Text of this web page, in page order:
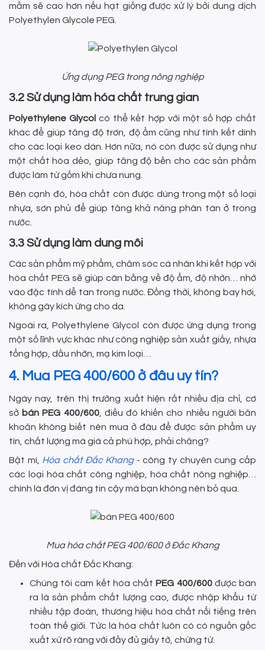
mầm sẽ cao hơn nếu hạt giống được xử lý bởi dung dịch
Polyethylen Glycole PEG.
Ứng dụng PEG trong nông nghiệp
3.2 Sử dụng làm hóa chất trung gian
Polyethylene Glycol có thể kết hợp với một số hợp chất
khác để giúp tăng độ trơn, độ ẩm cũng như tính kết dính
cho các loại keo dán. Hơn nữa, nó còn được sử dụng như
một chất hóa dẻo, giúp tăng độ bền cho các sản phẩm
được làm từ gốm khi chưa nung.
Bên cạnh đó, hóa chất còn được dùng trong một số loại
nhựa, sơn phủ để giúp tăng khả năng phân tán ở trong
nước.
3.3 Sử dụng làm dung môi
Các sản phẩm mỹ phẩm, chăm sóc cá nhân khi kết hợp với
hóa chất PEG sẽ giúp cân bằng về độ ẩm, độ nhờn… nhờ
vào đặc tính dễ tan trong nước. Đồng thời, không bay hơi,
không gây kích ứng cho da.
Ngoài ra, Polyethylene Glycol còn được ứng dụng trong
một số lĩnh vực khác như công nghiệp sản xuất giấy, nhựa
tổng hợp, dầu nhờn, mạ kim loại…
4. Mua PEG 400/600 ở đâu uy tín?
Ngày nay, trên thị trường xuất hiện rất nhiều địa chỉ, cơ
sở bán PEG 400/600, điều đó khiến cho nhiều người băn
khoăn không biết nên mua ở đâu để được sản phẩm uy
tín, chất lượng mà giá cả phù hợp, phải chăng?
Bật mí, Hóa chất Đắc Khang- công ty chuyên cung cấp
các loại hóa chất công nghiệp, hóa chất nông nghiệp…
chính là đơn vị đáng tin cậy mà bạn không nên bỏ qua.
Mua hóa chất PEG 400/600 ở Đắc Khang
Đến với Hóa chất Đắc Khang:
Chúng tôi cam kết hóa chất PEG 400/600được bán
ra là sản phẩm chất lượng cao, được nhập khẩu từ
nhiều tập đoàn, thương hiệu hóa chất nổi tiếng trên
toàn thế giới. Tức là hóa chất luôn có có nguồn gốc
xuất xứ rõ ràng với đầy đủ giấy tờ, chứng từ.